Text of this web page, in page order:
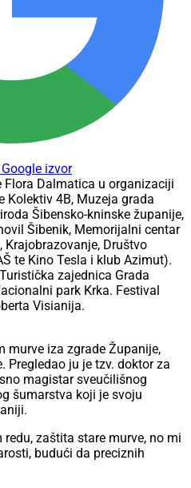
izvor
Flora Dalmatica u organizaciji
Kolektiv 4B, Muzeja grada
Šibensko-kninske županije,
Šibenik, Memorijalni centar
Krajobrazovanje, Društvo
te Kino Tesla i klub Azimut).
zajednica Grada
park Krka. Festival
Visianija.
murve iza zgrade Županije,
Pregledao ju je tzv. doktor za
magistar sveučilišnog
šumarstva koji je svoju
zaštita stare murve, no mi
budući da preciznih